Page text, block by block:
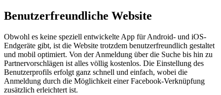
Benutzerfreundliche Website
Obwohl es keine speziell entwickelte App für Android- und iOS-
Endgeräte gibt, ist die Website trotzdem benutzerfreundlich gestaltet
und mobil optimiert. Von der Anmeldung über die Suche bis hin zu
Partnervorschlägen ist alles völlig kostenlos. Die Einstellung des
Benutzerprofils erfolgt ganz schnell und einfach, wobei die
Anmeldung durch die Möglichkeit einer Facebook-Verknüpfung
zusätzlich erleichtert ist.